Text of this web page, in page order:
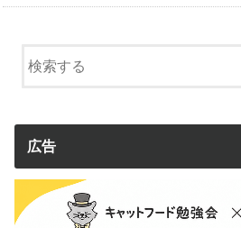
広告